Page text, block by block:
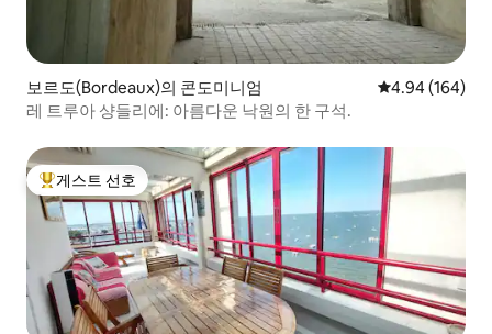
보르도(Bordeaux)의 콘도미니엄 평점 4.94점(5
4.94 (164)
레 트루아 샹들리에: 아름다운 낙원의 한 구석.
상위 게스트 선호
게스트 선호